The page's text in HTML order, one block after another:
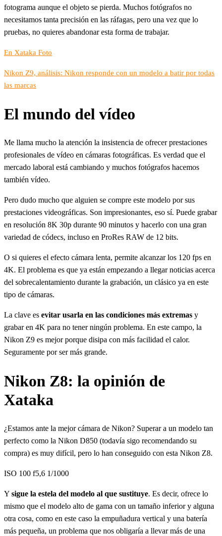
fotograma aunque el objeto se pierda. Muchos fotógrafos no
necesitamos tanta precisión en las ráfagas, pero una vez que lo
pruebas, no quieres abandonar esta forma de trabajar.
En Xataka Foto
Nikon Z9, análisis: Nikon responde con un modelo a batir por todas
las marcas
El mundo del vídeo
Me llama mucho la atención la insistencia de ofrecer prestaciones
profesionales de vídeo en cámaras fotográficas. Es verdad que el
mercado laboral está cambiando y muchos fotógrafos hacemos
también vídeo.
Pero dudo mucho que alguien se compre este modelo por sus
prestaciones videográficas. Son impresionantes, eso sí. Puede grabar
en resolución 8K 30p durante 90 minutos y hacerlo con una gran
variedad de códecs, incluso en ProRes RAW de 12 bits.
O si quieres el efecto cámara lenta, permite alcanzar los 120 fps en
4K. El problema es que ya están empezando a llegar noticias acerca
del sobrecalentamiento durante la grabación, un clásico ya en este
tipo de cámaras.
La clave es evitar usarla en las condiciones más extremas y
grabar en 4K para no tener ningún problema. En este campo, la
Nikon Z9 es mejor porque disipa con más facilidad el calor.
Seguramente por ser más grande.
Nikon Z8: la opinión de
Xataka
¿Estamos ante la mejor cámara de Nikon? Superar a un modelo tan
perfecto como la Nikon D850 (todavía sigo recomendando su
compra) es muy difícil, pero lo han conseguido con esta Nikon Z8.
ISO 100 f5,6 1/1000
Y sigue la estela del modelo al que sustituye. Es decir, ofrece lo
mismo que el modelo alto de gama con un tamaño inferior y alguna
otra cosa, como en este caso la empuñadura vertical y una batería
más pequeña, un problema que nos obligaría a llevar más de una